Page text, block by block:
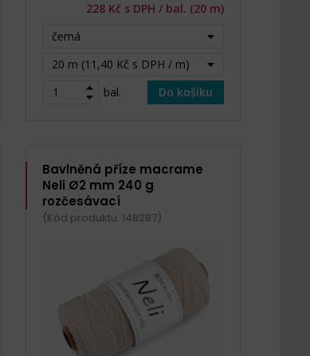
228 Kč s DPH / bal. (20 m)
černá
20 m (11,40 Kč s DPH / m)
bal.
Do košíku
Bavlněná příze macrame
Neli Ø2 mm 240 g
rozčesávací
(Kód produktu: 148287)